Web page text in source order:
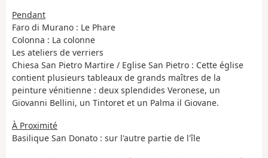
Pendant
Faro di Murano : Le Phare
Colonna : La colonne
Les ateliers de verriers
Chiesa San Pietro Martire / Eglise San Pietro : Cette église
contient plusieurs tableaux de grands maîtres de la
peinture vénitienne : deux splendides Veronese, un
Giovanni Bellini, un Tintoret et un Palma il Giovane.
À Proximité
Basilique San Donato : sur l'autre partie de l'île